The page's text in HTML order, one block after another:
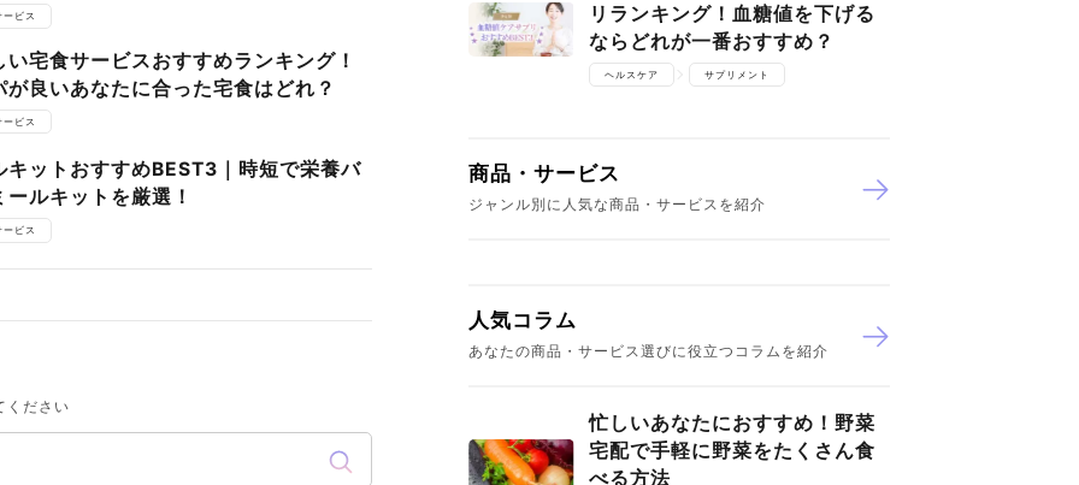
ービス
い宅食サービスおすすめランキング！
良いあなたに合った宅食はどれ？
ビス
キットおすすめBEST3｜時短で栄養バ
ルキットを厳選！
ービス
ください
リランキング！血糖値を下げる
ならどれが一番おすすめ？
ヘルスケア サプリメント
商品・サービス
ジャンル別に人気な商品・サービスを紹介
人気コラム
あなたの商品・サービス選びに役立つコラムを紹介
忙しいあなたにおすすめ！野菜
宅配で手軽に野菜をたくさん食
べる方法